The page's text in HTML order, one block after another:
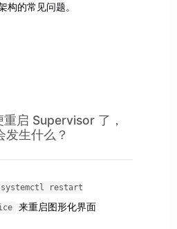
的常见问题。
启 Supervisor 了，
发生什么？
systemctl restart
来重启图形化界面